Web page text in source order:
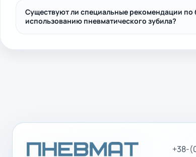
Существуют ли специальные рекомендации по
использованию пневматического зубила?
+38-